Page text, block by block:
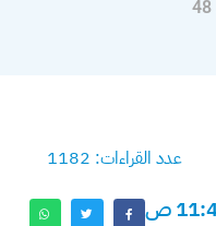
عدد القراءات: 1182